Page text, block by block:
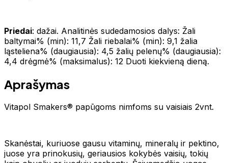
Priedai: dažai. Analitinės sudedamosios dalys: Žali
baltymai% (min): 11,7 Žali riebalai% (min): 9,1 žalia
ląsteliena% (daugiausia): 4,5 žalių pelenų% (daugiausia):
4,4 drėgmė% (maksimalus): 12 Duoti kiekvieną dieną.
Aprašymas
Vitapol Smakers® papūgoms nimfoms su vaisiais 2vnt.
Skanėstai, kuriuose gausu vitaminų, mineralų ir pektino,
juose yra prinokusių, geriausios kokybės vaisių, tokių